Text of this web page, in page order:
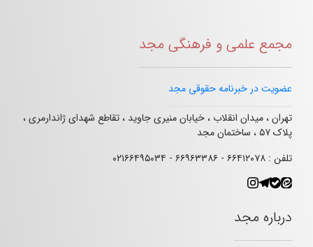
مجمع علمی و فرهنگی مجد
عضویت در خبرنامه حقوقی مجد
تهران ، میدان انقلاب ، خیابان منیری جاوید ، تقاطع شهدای ژاندارمری ،
پلاک ۵۷ ، ساختمان مجد
تلفن : ۶۶۴۱۲۰۷۸ - ۶۶۹۶۳۳۸۶ - ۰۲۱۶۶۴۹۵۰۳۴
درباره مجد